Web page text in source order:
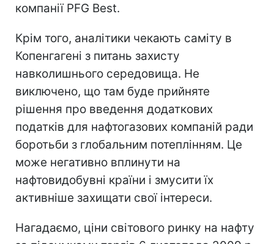
компанії PFG Best.
Крім того, аналітики чекають саміту в
Копенгагені з питань захисту
навколишнього середовища. Не
виключено, що там буде прийняте
рішення про введення додаткових
податків для нафтогазових компаній ради
боротьби з глобальним потеплінням. Це
може негативно вплинути на
нафтовидобувні країни і змусити їх
активніше захищати свої інтереси.
Нагадаємо, ціни світового ринку на нафту